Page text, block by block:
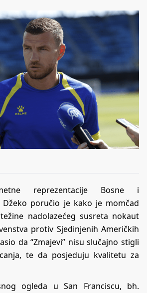
reprezentacije Bosne i
Džeko poručio je kako je momčad
nadolazećeg susreta nokaut
protiv Sjedinjenih Američkih
da “Zmajevi” nisu slučajno stigli
te da posjeduju kvalitetu za
ogleda u San Franciscu, bh.